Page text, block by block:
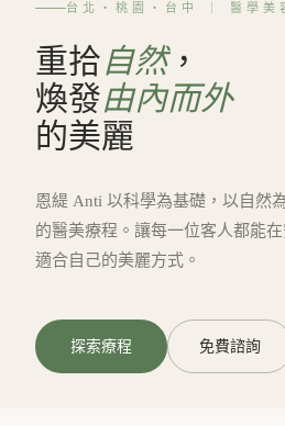
台北・桃園・台中 ｜ 醫學美
重拾自然，
煥發由內而外
的美麗
恩緹 Anti 以科學為基礎，以自然
的醫美療程。讓每一位客人都能
適合自己的美麗方式。
探索療程 免費諮詢